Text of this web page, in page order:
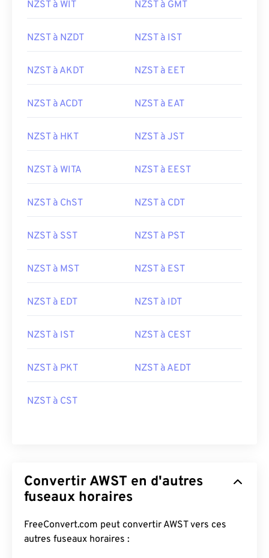
NZST à WIT NZST à GMT
NZST à NZDT NZST à IST
NZST à AKDT NZST à EET
NZST à ACDT NZST à EAT
NZST à HKT NZST à JST
NZST à WITA NZST à EEST
NZST à ChST NZST à CDT
NZST à SST NZST à PST
NZST à MST NZST à EST
NZST à EDT NZST à IDT
NZST à IST NZST à CEST
NZST à PKT NZST à AEDT
NZST à CST
Convertir AWST en d'autres
fuseaux horaires
FreeConvert.com peut convertir AWST vers ces
autres fuseaux horaires :